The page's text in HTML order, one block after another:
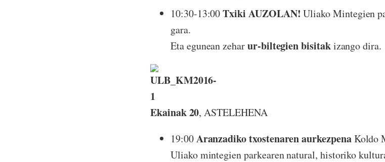
10:30-13:00Txiki AUZOLAN! Uliako Mintegien
gara.
Eta egunean zeharur-biltegien bisitakizango dira.
Ekainak 20, ASTELEHENA
19:00Aranzadiko txostenarenaurkezpenaKoldo
Uliako mintegien parkearen natural, historiko